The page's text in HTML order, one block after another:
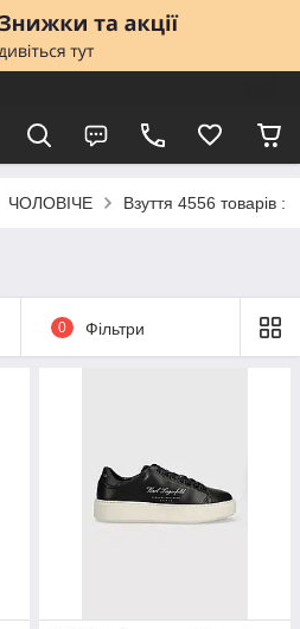
ЧОЛОВІЧЕ Взуття 4556 товарів :
0 Фільтри